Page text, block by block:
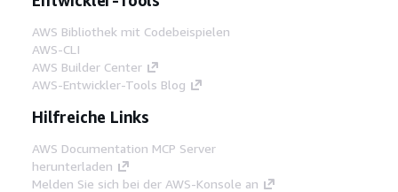
AWS Bibliothek mit Codebeispielen
AWS-CLI
AWS Builder Center
AWS-Entwickler-Tools Blog
Hilfreiche Links
AWS Documentation MCP Server
herunterladen
Melden Sie sich bei der AWS-Konsole an